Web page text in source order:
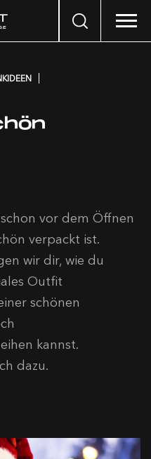
Search
vor dem Öffnen
verpackt ist.
wir dir, wie du
Outfit
schönen
kannst.
dazu.